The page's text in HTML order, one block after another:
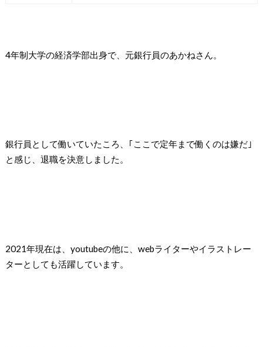
4年制大学の経済学部出身で、元銀行員のあかねさん。
銀行員として働いていたころ、｢ここで定年まで働くのは嫌だ｣
と感じ、退職を決意しました。
2021年現在は、youtubeの他に、webライターやイラストレー
ターとしても活躍しています。